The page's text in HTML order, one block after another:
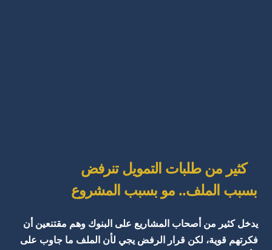
كثير من طلبات التمويل تنرفض
بسبب الملف.. مو بسبب المشروع
يدخل كثير من أصحاب المشاريع على البنوك وهم مقتنعين أن
فكرتهم قوية، لكن قرار الرفض يجي لأن الملف ما جاوب على